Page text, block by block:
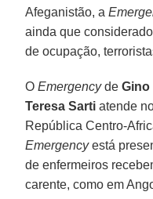
Afeganistão, a
ainda que
de ocupação,
OEmergencydeGino
Teresa Sarti atende
República Centro-
Emergencyestá
de enfermeiros
carente, como em